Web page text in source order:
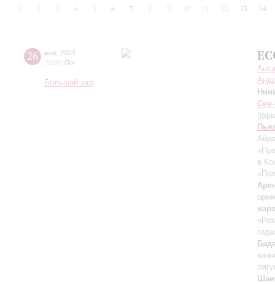
2 3 4 5 6 7 8 9 10 12 13 14
26 мая 2023
20:00 Пт
Большой зал
в